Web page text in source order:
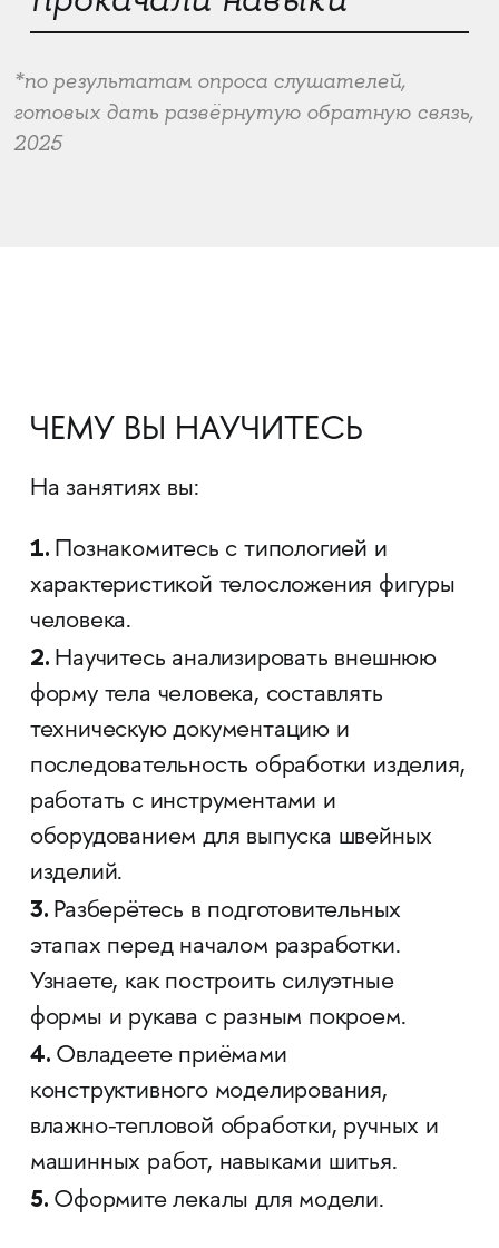
*по результатам опроса слушателей,
готовых дать развёрнутую обратную связь,
2025
ЧЕМУ ВЫ НАУЧИТЕСЬ
На занятиях вы:
1. Познакомитесь с типологией и
характеристикой телосложения фигуры
человека.
2. Научитесь анализировать внешнюю
форму тела человека, составлять
техническую документацию и
последовательность обработки изделия,
работать с инструментами и
оборудованием для выпуска швейных
изделий.
3. Разберётесь в подготовительных
этапах перед началом разработки.
Узнаете, как построить силуэтные
формы и рукава с разным покроем.
4. Овладеете приёмами
конструктивного моделирования,
влажно-тепловой обработки, ручных и
машинных работ, навыками шитья.
5. Оформите лекалы для модели.